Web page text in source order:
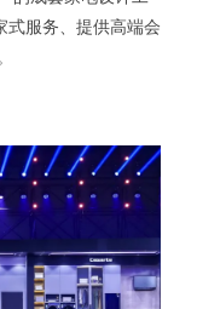
式服务、提供高端会